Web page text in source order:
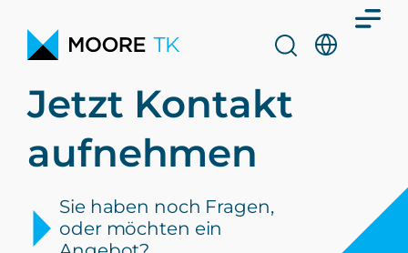
Jetzt Kontakt
aufnehmen
Sie haben noch Fragen,
oder möchten ein